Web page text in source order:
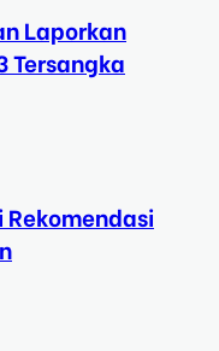
Laporkan
Tersangka
Rekomendasi